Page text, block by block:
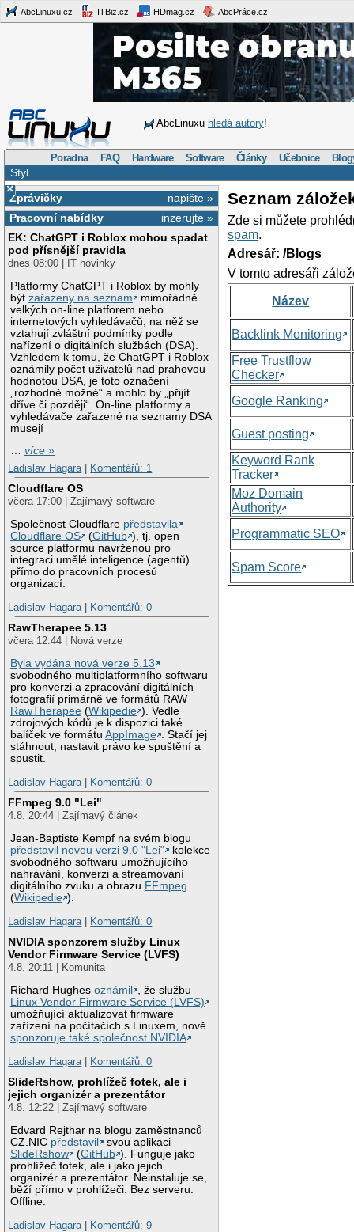
AbcLinuxu.cz ITBiz.cz HDmag.cz AbcPráce.cz
AbcLinuxu hledá autory!
Poradna FAQ Hardware Software Články Učebnice
Styl
×
napište »
Zprávičky
inzerujte »
Pracovní nabídky
EK: ChatGPT i Roblox mohou spadat
pod přísnější pravidla
dnes 08:00 | IT novinky
Platformy ChatGPT i Roblox by mohly
býtzařazeny na seznam
mimořádně
velkých on-line platforem nebo
internetových vyhledávačů, na něž se
vztahují zvláštní podmínky podle
nařízení o digitálních službách (DSA).
Vzhledem k tomu, že ChatGPT i Roblox
oznámily počet uživatelů nad prahovou
hodnotou DSA, je toto označení
„rozhodně možné“ a mohlo by „přijít
dříve či později“. On-line platformy a
vyhledávače zařazené na seznamy DSA
musejí
…více »
Ladislav Hagara
Komentářů: 1
Cloudflare OS
včera 17:00 | Zajímavý software
Společnost Cloudflare představila
Cloudflare OS
(GitHub ), tj. open
source platformu navrženou pro
integraci umělé inteligence (agentů)
přímo do pracovních procesů
organizací.
Ladislav Hagara
Komentářů: 0
RawTherapee 5.13
včera 12:44 | Nová verze
Byla vydána nová verze 5.13
svobodného multiplatformního softwaru
pro konverzi a zpracování digitálních
fotografií primárně ve formátů RAW
RawTherapee (Wikipedie ). Vedle
zdrojových kódů je k dispozici také
balíček ve formátuAppImage . Stačí jej
stáhnout, nastavit právo ke spuštění a
spustit.
Ladislav Hagara
Komentářů: 0
FFmpeg 9.0 "Lei"
4.8. 20:44 | Zajímavý článek
Jean-Baptiste Kempf na svém blogu
představil novou verzi 9.0 "Lei"
kolekce
svobodného softwaru umožňujícího
nahrávání, konverzi a streamovaní
digitálního zvuku a obrazu FFmpeg
(Wikipedie ).
Ladislav Hagara
Komentářů: 0
NVIDIA sponzorem služby Linux
Vendor Firmware Service (LVFS)
4.8. 20:11 | Komunita
Richard Hughesoznámil
, že službu
Linux Vendor Firmware Service (LVFS)
umožňující aktualizovat firmware
zařízení na počítačích s Linuxem, nově
sponzoruje také společnost NVIDIA .
Ladislav Hagara | Komentářů: 0
SlideRshow, prohlížeč fotek, ale i
jejich organizér a prezentátor
4.8. 12:22 | Zajímavý software
Edvard Rejthar na blogu zaměstnanců
CZ.NIC představil
svou aplikaci
SlideRshow
(GitHub ). Funguje jako
prohlížeč fotek, ale i jako jejich
organizér a prezentátor. Neinstaluje se,
běží přímo v prohlížeči. Bez serveru.
Offline.
Ladislav Hagara | Komentářů: 9
Seznam
Zde si můžete
spam.
Adresář: /Blogs
V tomto adresáři
Název
Backlink Monitoring
Free Trustflow
Checker
Google Ranking
Guest posting
Keyword Rank
Tracker
Moz Domain
Authority
Programmatic SEO
Spam Score